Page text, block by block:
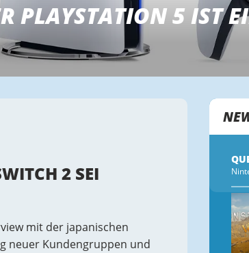
PLAYSTATION 5 IST
2 SEI
mit der japanischen
neuer Kundengruppen und